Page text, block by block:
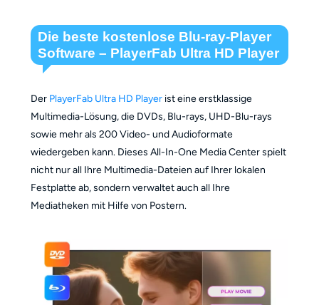
Die beste kostenlose Blu-ray-Player
Software – PlayerFab Ultra HD Player
Der PlayerFab Ultra HD Playerist eine erstklassige
Multimedia-Lösung, die DVDs, Blu-rays, UHD-Blu-rays
sowie mehr als 200 Video- und Audioformate
wiedergeben kann. Dieses All-In-One Media Center spielt
nicht nur all Ihre Multimedia-Dateien auf Ihrer lokalen
Festplatte ab, sondern verwaltet auch all Ihre
Mediatheken mit Hilfe von Postern.